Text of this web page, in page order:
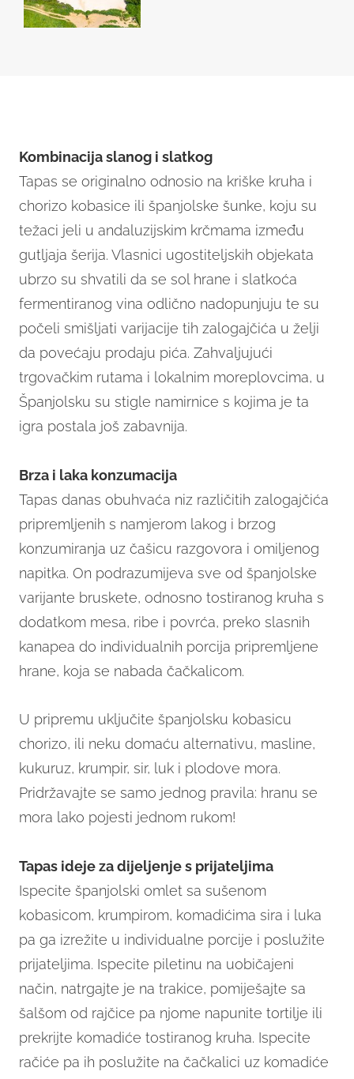
Kombinacija slanog i slatkog
Tapas se originalno odnosio na kriške kruha i
chorizo kobasice ili španjolske šunke, koju su
težaci jeli u andaluzijskim krčmama između
gutljaja šerija. Vlasnici ugostiteljskih objekata
ubrzo su shvatili da se sol hrane i slatkoća
fermentiranog vina odlično nadopunjuju te su
počeli smišljati varijacije tih zalogajčića u želji
da povećaju prodaju pića. Zahvaljujući
trgovačkim rutama i lokalnim moreplovcima, u
Španjolsku su stigle namirnice s kojima je ta
igra postala još zabavnija.
Brza i laka konzumacija
Tapas danas obuhvaća niz različitih zalogajčića
pripremljenih s namjerom lakog i brzog
konzumiranja uz čašicu razgovora i omiljenog
napitka. On podrazumijeva sve od španjolske
varijante bruskete, odnosno tostiranog kruha s
dodatkom mesa, ribe i povrća, preko slasnih
kanapea do individualnih porcija pripremljene
hrane, koja se nabada čačkalicom.
U pripremu uključite španjolsku kobasicu
chorizo, ili neku domaću alternativu, masline,
kukuruz, krumpir, sir, luk i plodove mora.
Pridržavajte se samo jednog pravila: hranu se
mora lako pojesti jednom rukom!
Tapas ideje za dijeljenje s prijateljima
Ispecite španjolski omlet sa sušenom
kobasicom, krumpirom, komadićima sira i luka
pa ga izrežite u individualne porcije i poslužite
prijateljima. Ispecite piletinu na uobičajeni
način, natrgajte je na trakice, pomiješajte sa
šalšom od rajčice pa njome napunite tortilje ili
prekrijte komadiće tostiranog kruha. Ispecite
račiće pa ih poslužite na čačkalici uz komadiće